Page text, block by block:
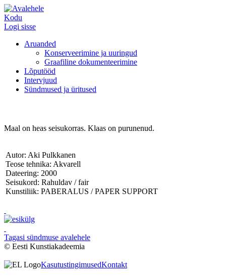
Kodu
Logi sisse
Aruanded
Konserveerimine ja uuringud
Graafiline dokumenteerimine
Lõputööd
Intervjuud
Sündmused ja üritused
Maal on heas seisukorras. Klaas on purunenud.
Autor: Aki Pulkkanen
Teose tehnika: Akvarell
Dateering: 2000
Seisukord: Rahuldav / fair
Kunstiliik: PABERALUS / PAPER SUPPORT
Tagasi sündmuse avalehele
© Eesti Kunstiakadeemia
KasutustingimusedKontakt